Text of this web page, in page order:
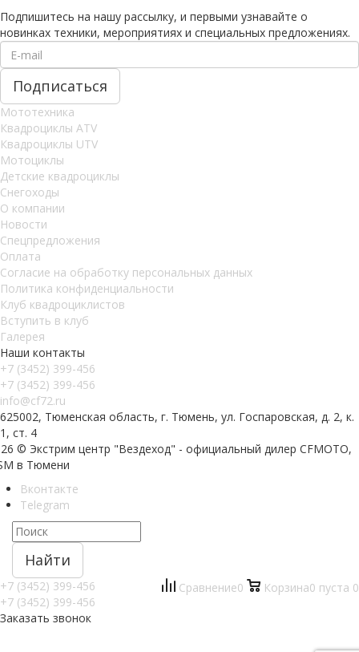
Подпишитесь на нашу рассылку, и первыми узнавайте о
новинках техники, мероприятиях и специальных предложениях.
Мототехника
Квадроциклы ATV
Квадроциклы UTV
Мотоциклы
Детские квадроциклы
Снегоходы
О компании
Новости
Спецпредложения
Оплата
Согласие на обработку персональных данных
Политика конфиденциальности
Клуб квадроциклистов
Вступить в клуб
Галерея
Наши контакты
+7 (3452) 399-456
+7 (3452) 399-456
info@cf72.ru
625002, Тюменская область, г. Тюмень, ул. Госпаровская, д. 2, к.
1, ст. 4
© Экстрим центр "Вездеход" - официальный дилер CFMOTO,
в Тюмени
Вконтакте
Telegram
Найти
+7 (3452) 399-456
+7 (3452) 399-456
Заказать звонок
Сравнение0 Корзина0 пуста 0